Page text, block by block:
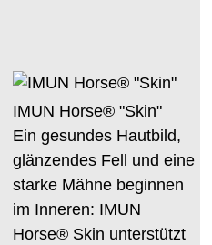
IMUN Horse® "Skin"
Ein gesundes Hautbild,
glänzendes Fell und eine
starke Mähne beginnen
im Inneren: IMUN
Horse® Skin unterstützt